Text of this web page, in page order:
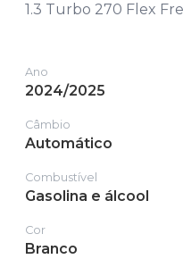
1.3 Turbo 270 Flex
Ano
2024/2025
Câmbio
Automático
Combustível
Gasolina e álcool
Cor
Branco